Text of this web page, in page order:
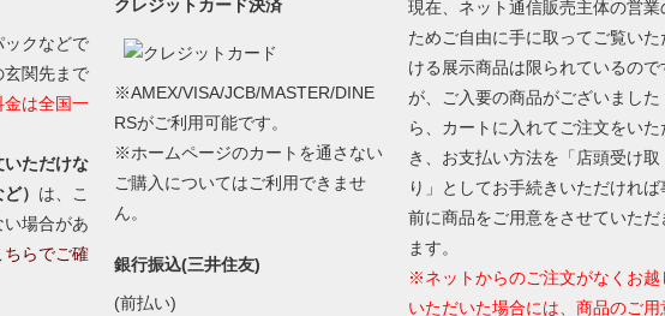
クなどで
玄関先まで
金は全国一
ただけな
） は、こ
場合があ
らでご確
クレジットカード決済
※AMEX/VISA/JCB/MASTER/DINE
RSがご利用可能です。
※ホームページのカートを通さない
ご購入についてはご利用できませ
ん。
銀行振込(三井住友)
(前払い)
現在、ネット通信販売主体の営業
ためご自由に手に取ってご覧いた
ける展示商品は限られているので
が、ご入要の商品がございました
ら、カートに入れてご注文をいた
き、お支払い方法を「店頭受け取
り」としてお手続きいただければ
前に商品をご用意をさせていただ
ます。
※ネットからのご注文がなくお越
いただいた場合には、商品のご用